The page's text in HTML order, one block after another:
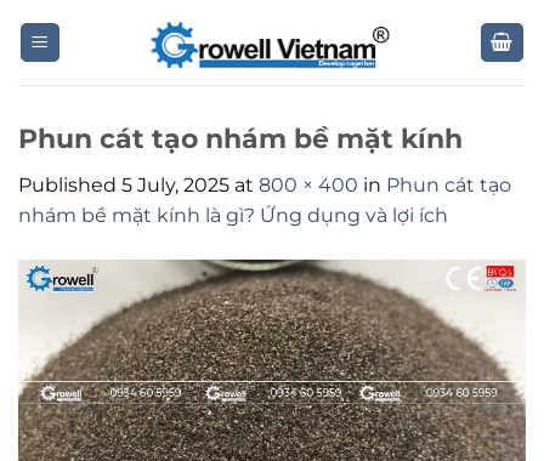
Phun cát tạo nhám bề mặt kính
Published 5 July, 2025 at 800 × 400 in Phun cát tạo
nhám bề mặt kính là gì? Ứng dụng và lợi ích